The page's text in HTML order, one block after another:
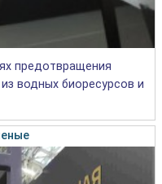
предотвращения
водных биоресурсов и